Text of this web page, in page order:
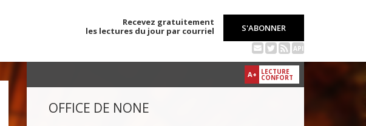
Recevez gratuitement
les lectures du jour par courriel
S'ABONNER
API
A+ LECTURE
CONFORT
OFFICE DE NONE